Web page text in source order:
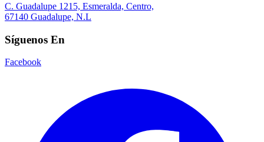
C. Guadalupe 1215, Esmeralda, Centro,
67140 Guadalupe, N.L
Síguenos En
Facebook